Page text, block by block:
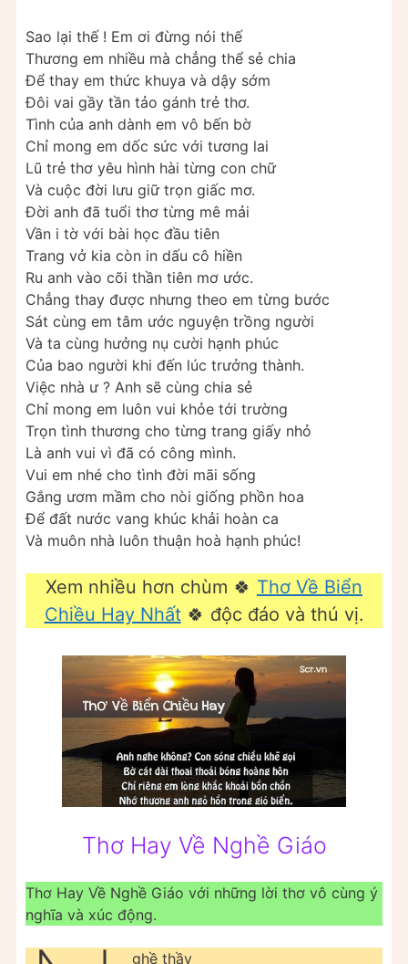
Sao lại thế ! Em ơi đừng nói thế
Thương em nhiều mà chẳng thể sẻ chia
Để thay em thức khuya và dậy sớm
Đôi vai gầy tần tảo gánh trẻ thơ.
Tình của anh dành em vô bến bờ
Chỉ mong em dốc sức với tương lai
Lũ trẻ thơ yêu hình hài từng con chữ
Và cuộc đời lưu giữ trọn giấc mơ.
Đời anh đã tuổi thơ từng mê mải
Vần i tờ với bài học đầu tiên
Trang vở kia còn in dấu cô hiền
Ru anh vào cõi thần tiên mơ ước.
Chẳng thay được nhưng theo em từng bước
Sát cùng em tâm ước nguyện trồng người
Và ta cùng hưởng nụ cười hạnh phúc
Của bao người khi đến lúc trưởng thành.
Việc nhà ư ? Anh sẽ cùng chia sẻ
Chỉ mong em luôn vui khỏe tới trường
Trọn tình thương cho từng trang giấy nhỏ
Là anh vui vì đã có công mình.
Vui em nhé cho tình đời mãi sống
Gắng ươm mầm cho nòi giống phồn hoa
Để đất nước vang khúc khải hoàn ca
Và muôn nhà luôn thuận hoà hạnh phúc!
Xem nhiều hơn chùm 🍀 Thơ Về Biển
Chiều Hay Nhất🍀 độc đáo và thú vị.
Thơ Hay Về Nghề Giáo
Thơ Hay Về Nghề Giáo với những lời thơ vô cùng ý
nghĩa và xúc động.
ghề thầy